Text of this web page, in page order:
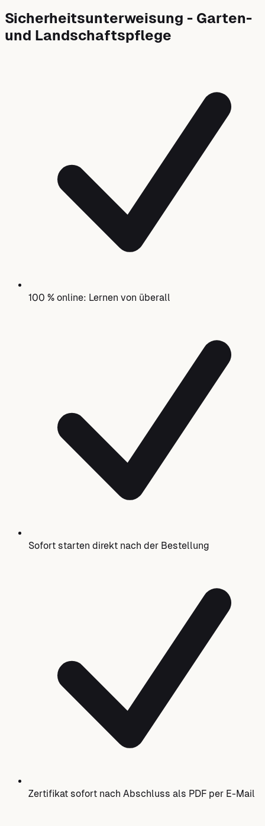
Sicherheitsunterweisung - Garten-
und Landschaftspflege
100 % online: Lernen von überall
Sofort starten direkt nach der Bestellung
Zertifikat sofort nach Abschluss als PDF per E-Mail